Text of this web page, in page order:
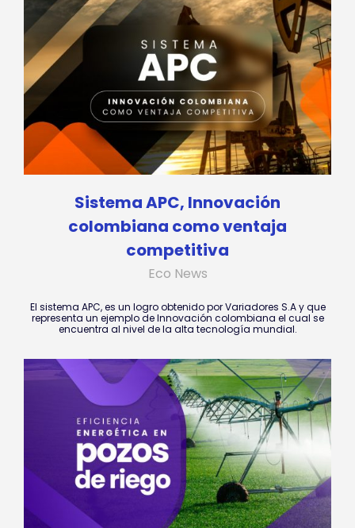
Sistema APC, Innovación
colombiana como ventaja
competitiva
Eco News
El sistema APC, es un logro obtenido por Variadores S.A y que
representa un ejemplo de Innovación colombiana el cual se
encuentra al nivel de la alta tecnología mundial.